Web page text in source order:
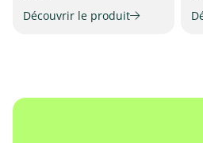
Découvrir le produit